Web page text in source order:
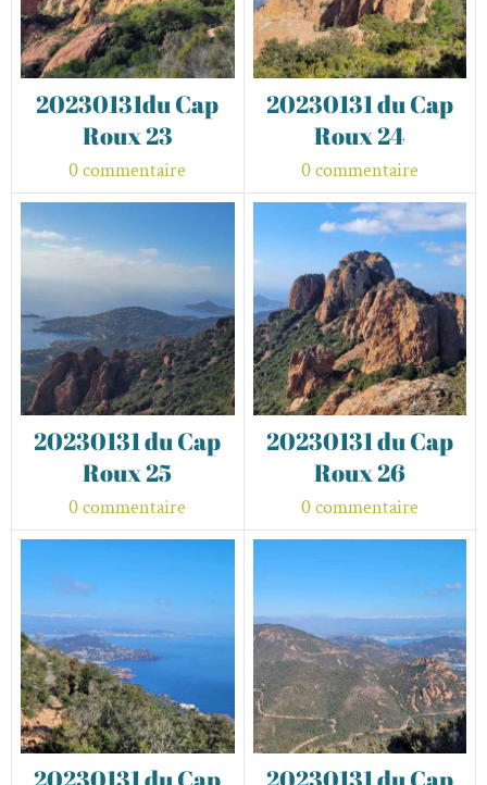
20230131du Cap
Roux 23
0 commentaire
20230131 du Cap
Roux 24
0 commentaire
20230131 du Cap
Roux 25
0 commentaire
20230131 du Cap
Roux 26
0 commentaire
20230131 du Cap
20230131 du Cap